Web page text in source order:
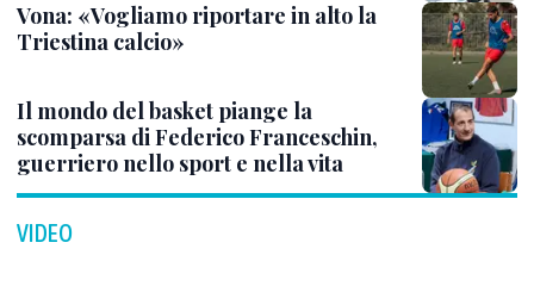
Vona: «Vogliamo riportare in alto la
Triestina calcio»
Il mondo del basket piange la
scomparsa di Federico Franceschin,
guerriero nello sport e nella vita
VIDEO